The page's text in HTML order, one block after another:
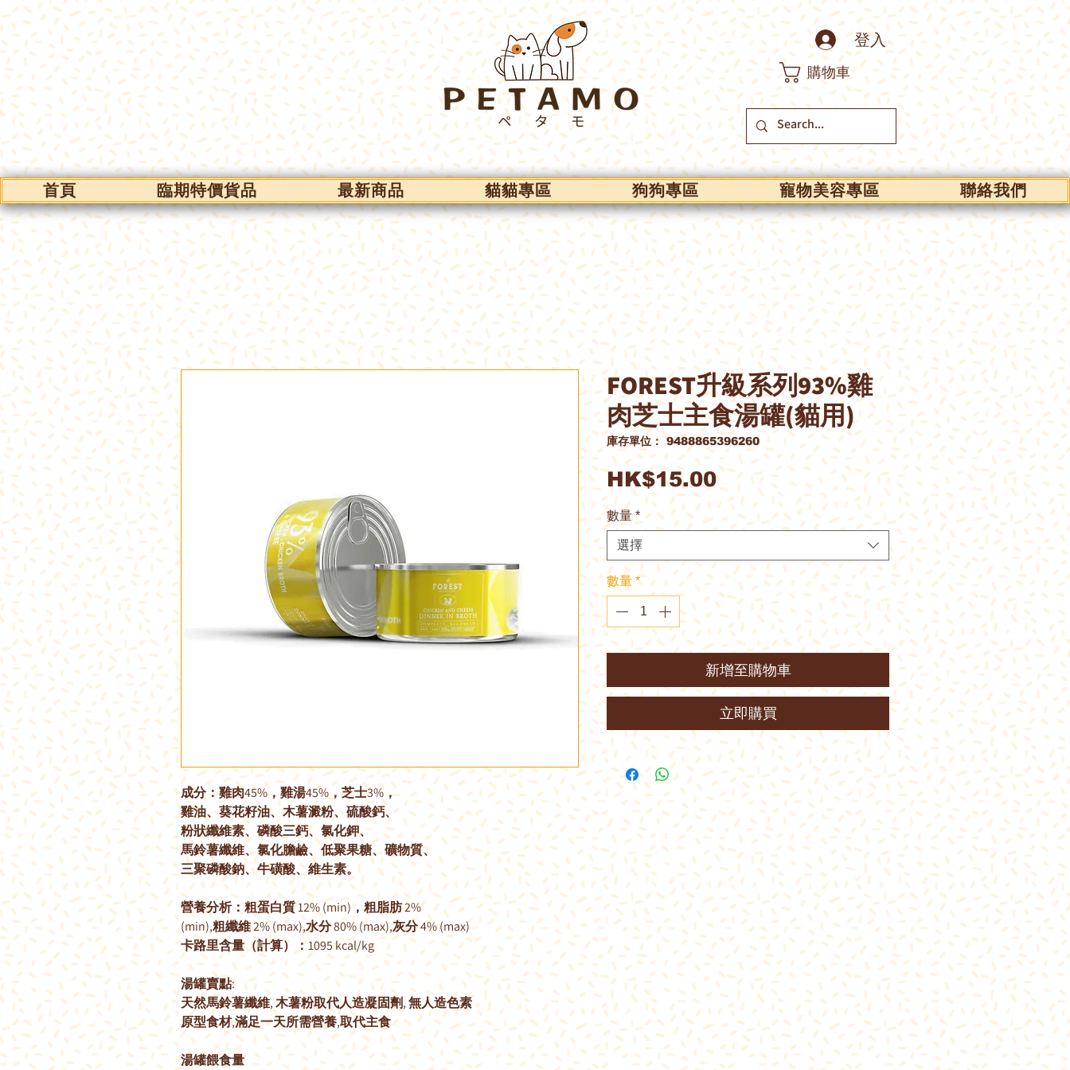
登入
購物車
首頁 臨期特價貨品 最新商品 貓貓專區 狗狗專區 寵物美容專區 聯絡我們
成分：雞肉45%，雞湯45%，芝士3% ，
雞油、葵花籽油、木薯澱粉、硫酸鈣、
粉狀纖維素、磷酸三鈣、氯化鉀、
馬鈴薯纖維、氯化膽鹼、低聚果糖、礦物質、
三聚磷酸鈉、牛磺酸、維生素。
營養分析：粗蛋白質12% (min)，粗脂肪2%
(min),粗纖維2% (max),水分80% (max),灰分4% (max)
卡路里含量（計算）：1095 kcal/kg
湯罐賣點:
天然馬鈴薯纖維,木薯粉取代人造凝固劑,無人造色素
原型食材,滿足一天所需營養,取代主食
湯罐餵食量
FOREST升級系列93%雞
肉芝士主食湯罐(貓用)
庫存單位： 9488865396260
HK$15.00價
格
數量 *
選擇
數量 *
新增至購物車
立即購買